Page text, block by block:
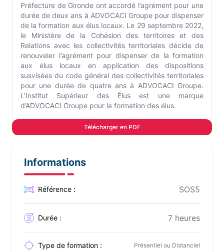
Préfecture de Gironde ont accordé l’agrément pour une
durée de deux ans à ADVOCACI Groupe pour dispenser
de la formation aux élus locaux. Le 29 septembre 2022,
le Ministère de la Cohésion des territoires et des
Relations avec les collectivités territoriales décide de
renouveler l’agrément pour dispenser de la formation
aux élus locaux en application des dispositions
susvisées du code général des collectivités territoriales
pour une durée de quatre ans à ADVOCACI Groupe.
L’Institut Supérieur des Élus est une marque
d’ADVOCACI Groupe pour la formation des élus.
Télécharger en PDF
Informations
Référence : SOS5
Durée : 7 heures
Type de formation : Présentiel ou Distanciel